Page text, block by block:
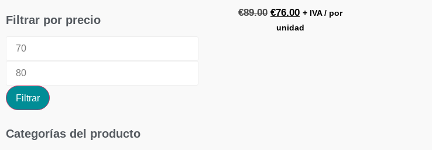
Filtrar por precio
Filtrar
Categorías del producto
€89.00 €76.00 + IVA / por
unidad